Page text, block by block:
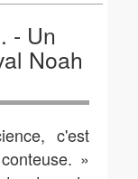
- Un
Noah
c'est
»